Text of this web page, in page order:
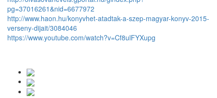
pg=37016261&nid=6677972
http://www.haon.hu/konyvhet-atadtak-a-szep-magyar-konyv-2015-
verseny-dijait/3084046
https://www.youtube.com/watch?v=Cf8ulFYXupg